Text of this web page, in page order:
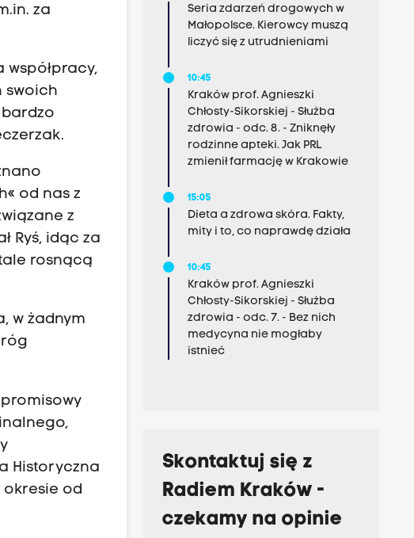
za
swoich
bardzo
od nas z
z
Ryś, idąc za
rosnącą
w żadnym
Historyczna
okresie od
Seria zdarzeń drogowych w
Małopolsce. Kierowcy muszą
liczyć się z utrudnieniami
10:45
Kraków prof. Agnieszki
Chłosty-Sikorskiej - Służba
zdrowia - odc. 8. - Zniknęły
rodzinne apteki. Jak PRL
zmienił farmację w Krakowie
15:05
Dieta a zdrowa skóra. Fakty,
mity i to, co naprawdę działa
10:45
Kraków prof. Agnieszki
Chłosty-Sikorskiej - Służba
zdrowia - odc. 7. - Bez nich
medycyna nie mogłaby
istnieć
Skontaktuj się z
Radiem Kraków -
czekamy na opinie